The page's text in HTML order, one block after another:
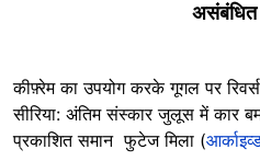
कीफ़्रेम का उपयोग करके गूगल पर
सीरिया: अंतिम संस्कार जुलूस में कार
प्रकाशित समान फुटेज मिला (